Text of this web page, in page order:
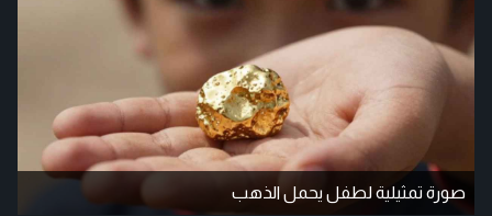
صورة تمثيلية لطفل يحمل الذهب